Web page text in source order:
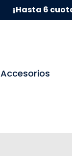
¡Hasta 6
Accesorios